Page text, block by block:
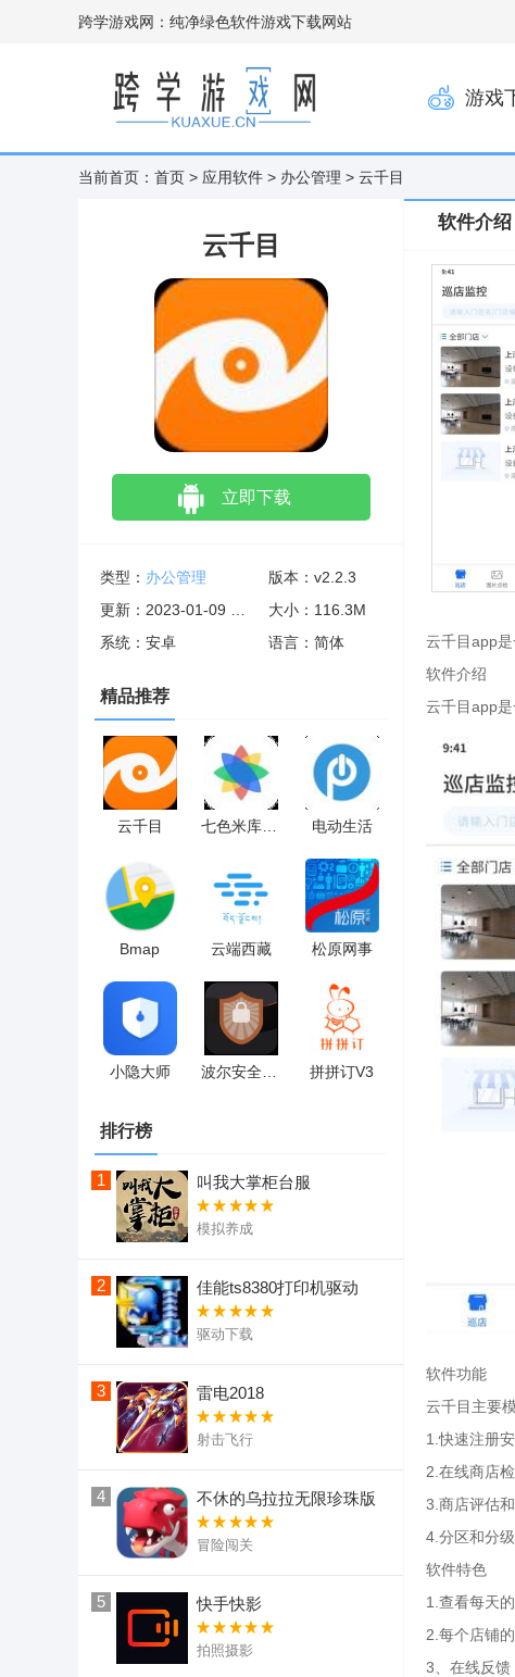
跨学游戏网：纯净绿色软件游戏下载网站
游戏
当前首页： 首页 > 应用软件 > 办公管理 > 云千目
云千目
立即下载
类型： 办公管理
版本：v2.2.3
大小：116.3M
系统：安卓
语言：简体
精品推荐
云千目 电动生活
Bmap 云端西藏 松原网事
小隐大师 拼拼订V3
排行榜
1 叫我大掌柜台服
模拟养成
2 佳能ts8380打印机驱动
驱动下载
3 雷电2018
射击飞行
4 不休的乌拉拉无限珍珠版
冒险闯关
5 快手快影
拍照摄影
软件介绍
云千目app
软件介绍
云千目app
软件功能
云千目主要
1.快速注册安
2.在线商店
3.商店评估
4.分区和分
软件特色
1.查看每天
2.每个店铺
3、在线反馈